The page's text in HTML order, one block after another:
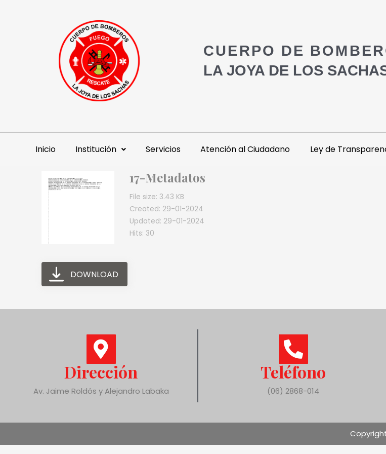
CUERPO DE
LA JOYA DE LOS
Inicio Institución Servicios Atención al Ciudadano Ley de
17-Metadatos
File size: 3.43 KB
Created: 29-01-2024
Updated: 29-01-2024
Hits: 30
DOWNLOAD
Dirección
Av. Jaime Roldós y Alejandro Labaka
Teléfono
(06) 2868-014